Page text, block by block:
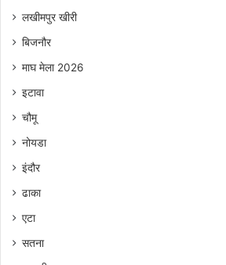
लखीमपुर खीरी
बिजनौर
माघ मेला 2026
इटावा
चौमू
नोयडा
इंदौर
ढाका
एटा
सतना